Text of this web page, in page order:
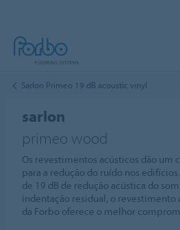
Sarlon Primeo 19 dB acoustic vinyl
sarlon
primeo wood
Os revestimentos acústicos dão
para a redução do ruído nos
de 19 dB de redução acústica do
indentação residual, o revestimento
da Forbo oferece o melhor